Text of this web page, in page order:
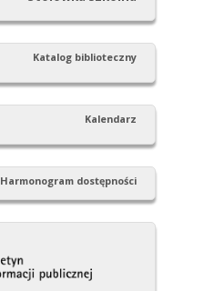
Katalog biblioteczny
Kalendarz
Harmonogram dostępności